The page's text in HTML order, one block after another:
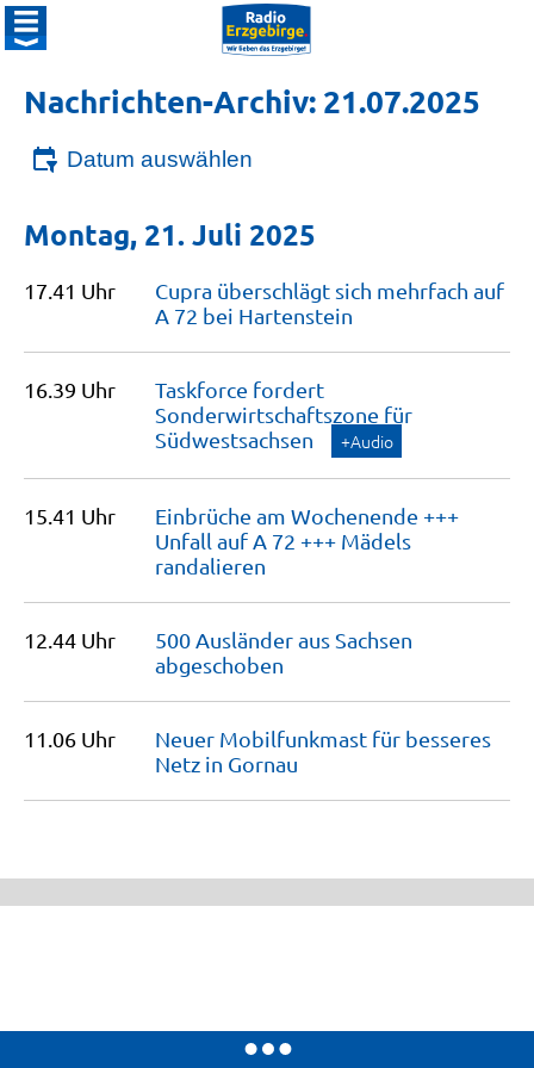
Nachrichten-Archiv: 21.07.2025
Datum auswählen
Montag, 21. Juli 2025
17.41 Uhr
Cupra überschlägt sich mehrfach auf
A 72 bei Hartenstein
16.39 Uhr
Taskforce fordert
Sonderwirtschaftszone für
Südwestsachsen
+Audio
15.41 Uhr
Einbrüche am Wochenende +++
Unfall auf A 72 +++ Mädels
randalieren
12.44 Uhr
500 Ausländer aus Sachsen
abgeschoben
11.06 Uhr
Neuer Mobilfunkmast für besseres
Netz in Gornau